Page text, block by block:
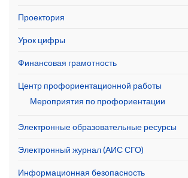
Проектория
Урок цифры
Финансовая грамотность
Центр профориентационной работы
Мероприятия по профориентации
Электронные образовательные ресурсы
Электронный журнал (АИС СГО)
Информационная безопасность